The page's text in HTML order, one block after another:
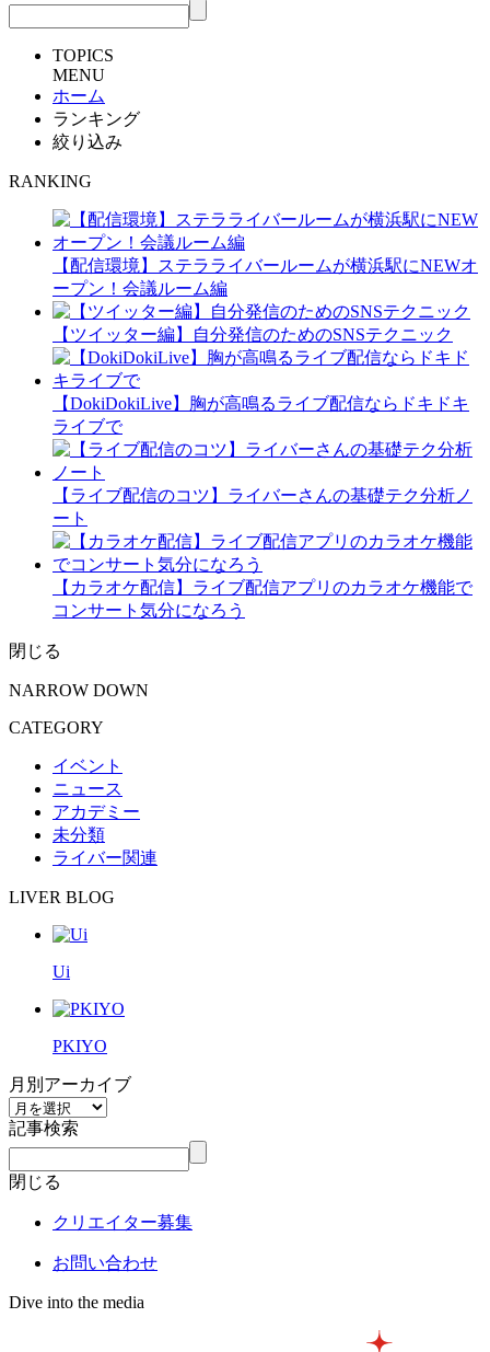
TOPICS
MENU
ホーム
ランキング
絞り込み
RANKING
【配信環境】ステラライバールームが横浜駅にNEWオ
ープン！会議ルーム編
【ツイッター編】自分発信のためのSNSテクニック
【DokiDokiLive】胸が高鳴るライブ配信ならドキドキ
ライブで
【ライブ配信のコツ】ライバーさんの基礎テク分析ノ
ート
【カラオケ配信】ライブ配信アプリのカラオケ機能で
コンサート気分になろう
閉じる
NARROW DOWN
CATEGORY
イベント
ニュース
アカデミー
未分類
ライバー関連
LIVER BLOG
Ui
PKIYO
月別アーカイブ
記事検索
閉じる
クリエイター募集
お問い合わせ
Dive into the media